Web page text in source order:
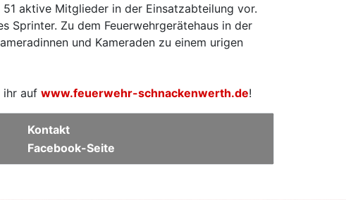
aktive Mitglieder in der Einsatzabteilung vor.
Sprinter. Zu dem Feuerwehrgerätehaus in der
und Kameraden zu einem urigen
ihr auf www.feuerwehr-schnackenwerth.de!
Kontakt
Facebook-Seite